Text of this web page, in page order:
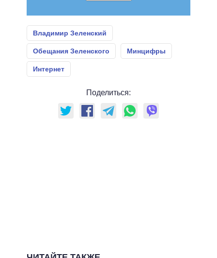
Владимир Зеленский
Обещания Зеленского Минцифры
Интернет
Поделиться: